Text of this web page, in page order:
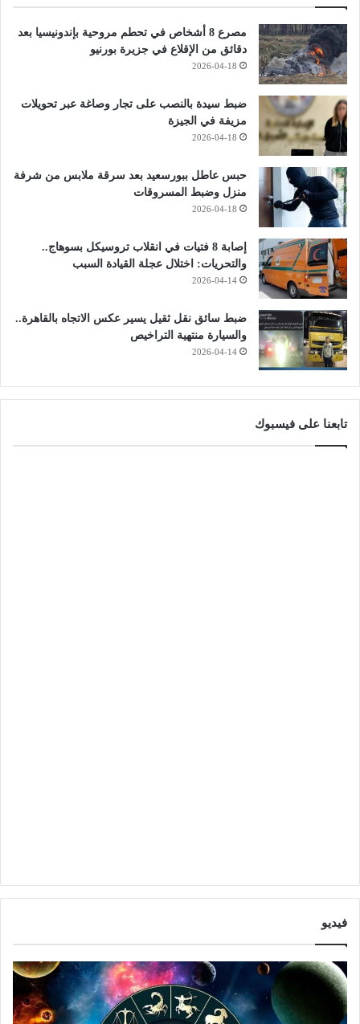
مصرع 8 أشخاص في تحطم مروحية بإندونيسيا بعد
دقائق من الإقلاع في جزيرة بورنيو
2026-04-18
ضبط سيدة بالنصب على تجار وصاغة عبر تحويلات
مزيفة في الجيزة
2026-04-18
حبس عاطل ببورسعيد بعد سرقة ملابس من شرفة
منزل وضبط المسروقات
2026-04-18
إصابة 8 فتيات في انقلاب تروسيكل بسوهاج..
والتحريات: اختلال عجلة القيادة السبب
2026-04-14
ضبط سائق نقل ثقيل يسير عكس الاتجاه بالقاهرة..
والسيارة منتهية التراخيص
2026-04-14
تابعنا على فيسبوك
فيديو
ب
ر
ا